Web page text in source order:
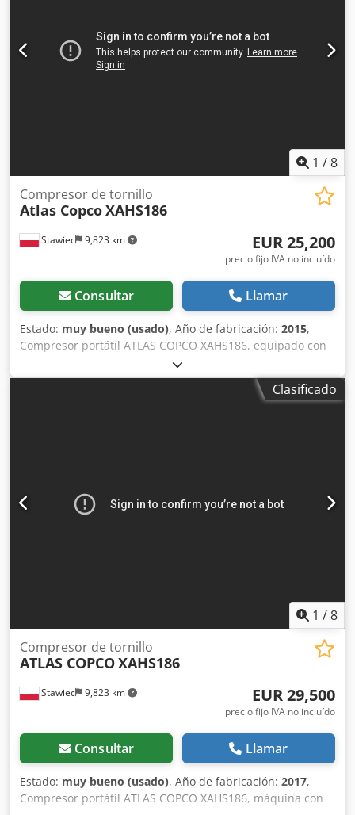
de inercia y de estacionamiento con función de marcha
atrás automática Más información en la ficha técnica
1 /8
Stawiec 9,823 km
Compresor de tornillo
Atlas CopcoXAHS186
EUR 25,200
precio fijo IVA no incluído
Consultar Llamar
Estado: muy bueno (usado), Año de fabricación: 2015,
Compresor portátil ATLAS COPCO XAHS186, equipado con
radiador final y revisado por completo. Datos técnicos:
caudal: 10,50 m³/min; presión de trabajo: 12 bar; año de
fabricación: 2015; motor: DEUTZ, 104 kW; horas de
documentación necesaria para su registro. A continuación,
se incluyen los enlaces a los vídeos.
Clasificado
1 /8
Stawiec 9,823 km
Compresor de tornillo
ATLAS COPCOXAHS186
EUR 29,500
precio fijo IVA no incluído
Consultar Llamar
Estado: muy bueno (usado), Año de fabricación: 2017,
Compresor portátil ATLAS COPCO XAHS186, máquina con